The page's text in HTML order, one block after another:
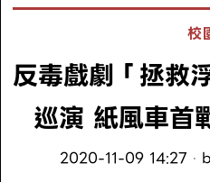
校
反毒戲劇「拯救
巡演 紙風車首
2020-11-09 14:27